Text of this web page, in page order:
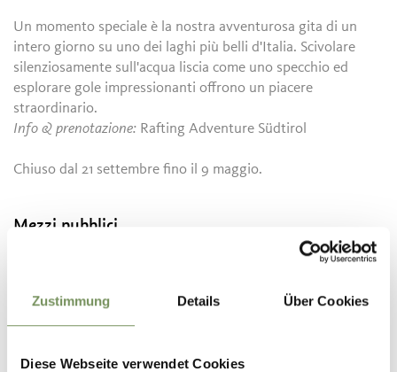
Zustimmung Details Über Cookies
Diese Webseite verwendet Cookies
Un momento speciale è la nostra avventurosa gita di un
intero giorno su uno dei laghi più belli d'Italia. Scivolare
silenziosamente sull'acqua liscia come uno specchio ed
esplorare gole impressionanti offrono un piacere
straordinario.
Info & prenotazione: Rafting Adventure Südtirol
Chiuso dal 21 settembre fino il 9 maggio.
Mezzi pubblici
Ricerca orari: https://www.suedtirolmobil.info/it/
Descrizione d'arrivo
Merano, 100 mt. prima della seggiovia che porta a Rio